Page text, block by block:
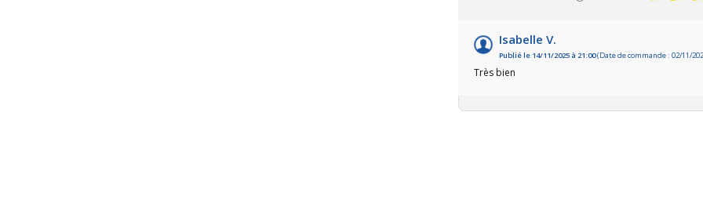
Isabelle V.
Publié le 14/11/2025 à 21:00(Date de commande : 02/11/
Très bien